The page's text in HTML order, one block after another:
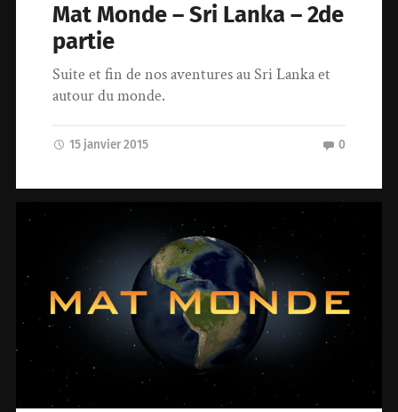
Mat Monde – Sri Lanka – 2de
partie
Suite et fin de nos aventures au Sri Lanka et
autour du monde.
15 janvier 2015 0